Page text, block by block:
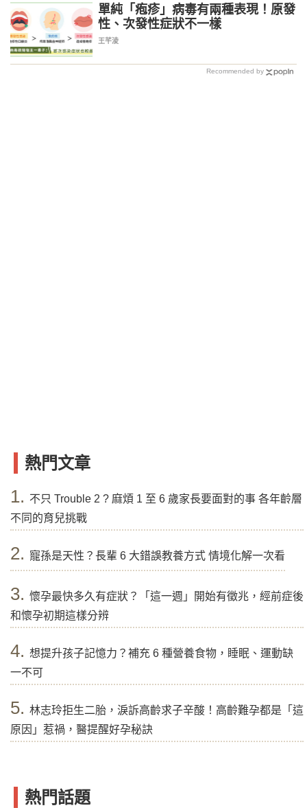
單純「疱疹」病毒有兩種表現！原發
性、次發性症狀不一樣
王芊淩
Recommended by
熱門文章
1. 不只 Trouble 2 ? 麻煩 1 至 6 歲家長要面對的事 各年齡層
不同的育兒挑戰
2. 寵孫是天性？長輩 6 大錯誤教養方式 情境化解一次看
3. 懷孕最快多久有症狀？「這一週」開始有徵兆，經前症後
和懷孕初期這樣分辨
4. 想提升孩子記憶力？補充 6 種營養食物，睡眠、運動缺
一不可
5. 林志玲拒生二胎，淚訴高齡求子辛酸！高齡難孕都是「這
原因」惹禍，醫提醒好孕秘訣
熱門話題